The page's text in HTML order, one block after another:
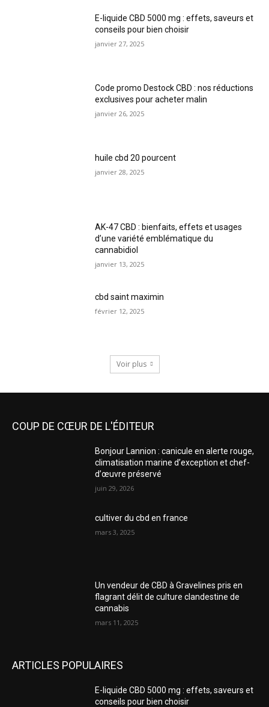
E-liquide CBD 5000 mg : effets, saveurs et
conseils pour bien choisir
janvier 27, 2025
Code promo Destock CBD : nos réductions
exclusives pour acheter malin
janvier 26, 2025
huile cbd 20 pourcent
janvier 28, 2025
AK-47 CBD : bienfaits, effets et usages
d’une variété emblématique du
cannabidiol
janvier 13, 2025
cbd saint maximin
février 12, 2025
Voir plus
COUP DE CŒUR DE L'ÉDITEUR
Bonjour Lannion : canicule en alerte rouge,
climatisation marine d’exception et chef-
d’œuvre préservé
juin 29, 2026
cultiver du cbd en france
mars 3, 2025
Un vendeur de CBD à Gravelines pris en
flagrant délit de culture clandestine de
cannabis
mars 11, 2025
ARTICLES POPULAIRES
E-liquide CBD 5000 mg : effets, saveurs et
conseils pour bien choisir